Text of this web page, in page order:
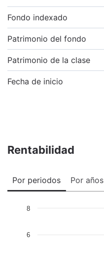
Fondo indexado
Patrimonio del fondo
Patrimonio de la clase
Fecha de inicio
Rentabilidad
Por periodos Por años
6
8